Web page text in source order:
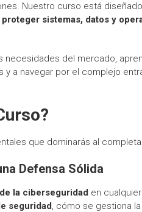
Nuestro curso está
proteger sistemas, datos y
del mercado,
a navegar por el complejo
que dominarás al
Defensa Sólida
la ciberseguridad en
seguridad, cómo se gestiona